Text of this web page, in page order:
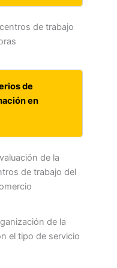
de trabajo
de
en
de la
de trabajo del
de la
el tipo de servicio